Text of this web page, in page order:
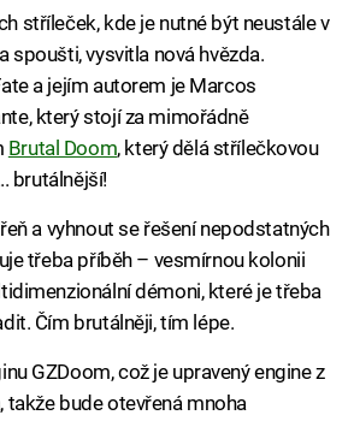
stříleček, kde je nutné být neustále v
spoušti, vysvitla nová hvězda.
a jejím autorem je Marcos
který stojí za mimořádně
Brutal Doom, který dělá střílečkovou
brutálnější!
a vyhnout se řešení nepodstatných
třeba příběh – vesmírnou kolonii
démoni, které je třeba
Čím brutálněji, tím lépe.
GZDoom, což je upravený engine z
takže bude otevřená mnoha